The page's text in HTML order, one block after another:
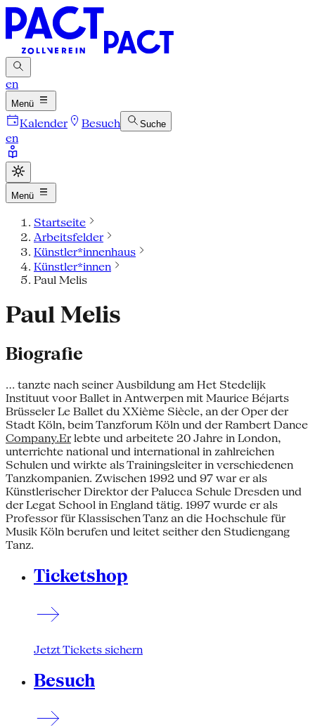
en
Menü
Kalender Besuch Suche
en
Menü
Startseite
Arbeitsfelder
Künstler*innenhaus
Künstler*innen
Paul Melis
Paul Melis
Biografie
... tanzte nach seiner Ausbildung am Het Stedelijk
Instituut voor Ballet in Antwerpen mit Maurice Béjarts
Brüsseler Le Ballet du XXième Siècle, an der Oper der
Stadt Köln, beim Tanzforum Köln und der Rambert Dance
Company.Er lebte und arbeitete 20 Jahre in London,
unterrichte national und international in zahlreichen
Schulen und wirkte als Trainingsleiter in verschiedenen
Tanzkompanien. Zwischen 1992 und 97 war er als
Künstlerischer Direktor der Palucca Schule Dresden und
der Legat School in England tätig. 1997 wurde er als
Professor für Klassischen Tanz an die Hochschule für
Musik Köln berufen und leitet seither den Studiengang
Tanz.
Ticketshop
Jetzt Tickets sichern
Besuch